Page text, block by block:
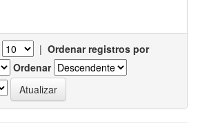
| Ordenar registros por
Ordenar